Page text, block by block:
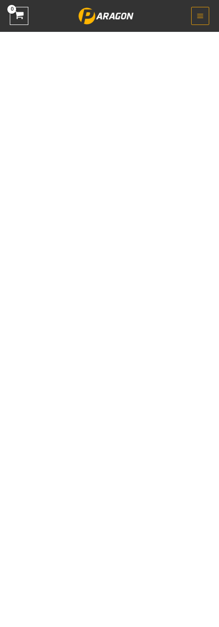
تخطي